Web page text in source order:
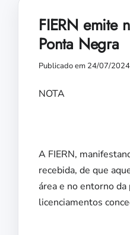
FIERN emite
Ponta Negra
Publicado em 24/07/2024
NOTA
A FIERN,
recebida, de que
área e no entorno
licenciamentos